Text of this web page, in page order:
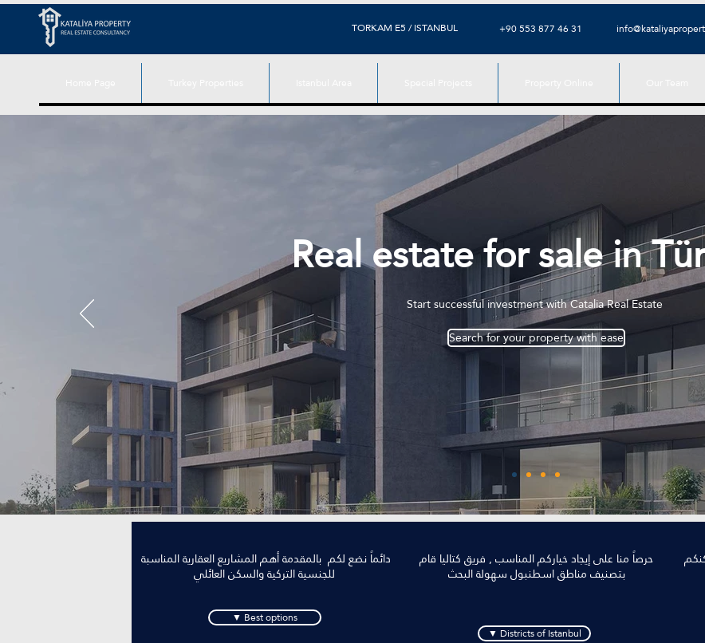
TORKAM E5 / ISTANBUL +90 553 877 46 31
Real estate for sale in
Start successful investment with Catalia Real Estate
Search for your property with ease
دائماً نضع لكم بالمقدمة أهم المشاريع العقارية المناسبة
▼ Best options
حرصاً منا على إيجاد خياركم المناسب , فريق كتاليا قام
بتصنيف مناطق اسطنبول سهولة البحث
▼ Districts of Istanbul